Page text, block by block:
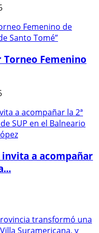
Femenino
a acompañar